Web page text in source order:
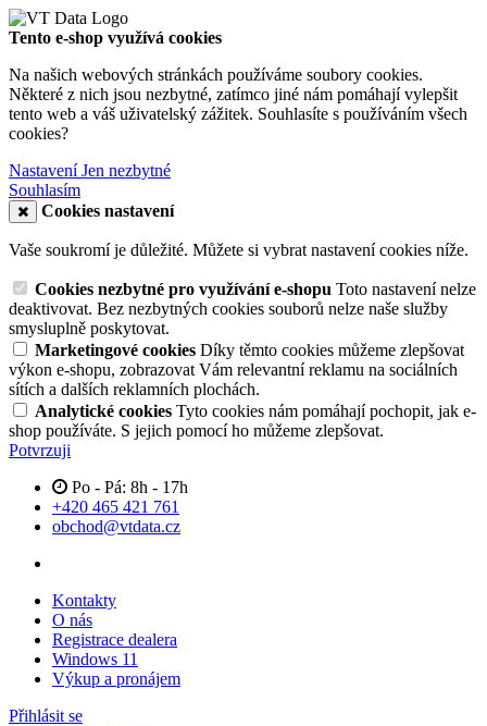
Tento e-shop využívá cookies
Na našich webových stránkách používáme soubory cookies.
Některé z nich jsou nezbytné, zatímco jiné nám pomáhají vylepšit
tento web a váš uživatelský zážitek. Souhlasíte s používáním všech
cookies?
NastaveníJen nezbytné
Souhlasím
Cookies nastavení
Vaše soukromí je důležité. Můžete si vybrat nastavení cookies níže.
Cookies nezbytné pro využívání e-shopu Toto nastavení nelze
deaktivovat. Bez nezbytných cookies souborů nelze naše služby
smysluplně poskytovat.
Marketingové cookies Díky těmto cookies můžeme zlepšovat
výkon e-shopu, zobrazovat Vám relevantní reklamu na sociálních
sítích a dalších reklamních plochách.
Analytické cookies Tyto cookies nám pomáhají pochopit, jak e-
shop používáte. S jejich pomocí ho můžeme zlepšovat.
Potvrzuji
Po - Pá: 8h - 17h
+420 465 421 761
obchod@vtdata.cz
Kontakty
O nás
Registrace dealera
Windows 11
Výkup a pronájem
Přihlásit se